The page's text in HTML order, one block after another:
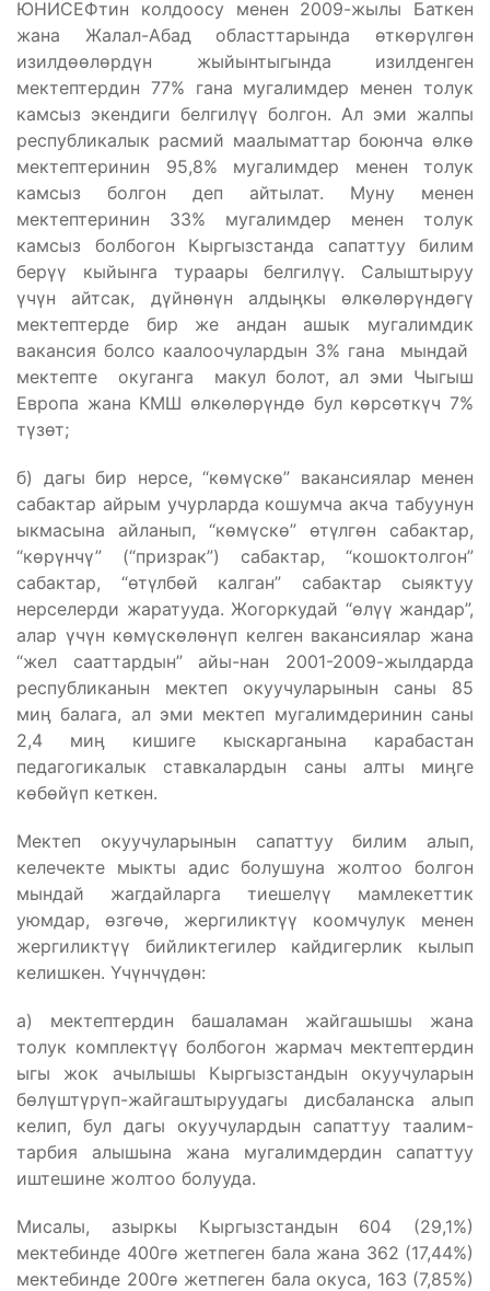
ЮНИСЕФтин колдоосу менен 2009-жылы Баткен
жана Жалал-Абад областтарында өткөрүлгөн
изилдөөлөрдүн жыйынтыгында изилденген
мектептердин 77% гана мугалимдер менен толук
камсыз экендиги белгилүү болгон. Ал эми жалпы
республикалык расмий маалыматтар боюнча өлкө
мектептеринин 95,8% мугалимдер менен толук
камсыз болгон деп айтылат. Муну менен
мектептеринин 33% мугалимдер менен толук
камсыз болбогон Кыргызстанда сапаттуу билим
берүү кыйынга тураары белгилүү. Салыштыруу
үчүн айтсак, дүйнөнүн алдыӊкы өлкөлөрүндөгү
мектептерде бир же андан ашык мугалимдик
вакансия болсо каалоочулардын 3% гана мындай
мектепте окуганга макул болот, ал эми Чыгыш
Европа жана КМШ өлкөлөрүндө бул көрсөткүч 7%
түзөт;
б) дагы бир нерсе, “көмүскө” вакансиялар менен
сабактар айрым учурларда кошумча акча табуунун
ыкмасына айланып, “көмүскө” өтүлгөн сабактар,
“көрүнчү” (“призрак”) сабактар, “кошоктолгон”
сабактар, “өтүлбөй калган” сабактар сыяктуу
нерселерди жаратууда. Жогоркудай “өлүү жандар”,
алар үчүн көмүскөлөнүп келген вакансиялар жана
“жел сааттардын” айы-нан 2001-2009-жылдарда
республиканын мектеп окуучуларынын саны 85
миӊ балага, ал эми мектеп мугалимдеринин саны
2,4 миӊ кишиге кыскарганына карабастан
педагогикалык ставкалардын саны алты миӊге
көбөйүп кеткен.
Мектеп окуучуларынын сапаттуу билим алып,
келечекте мыкты адис болушуна жолтоо болгон
мындай жагдайларга тиешелүү мамлекеттик
уюмдар, өзгөчө, жергиликтүү коомчулук менен
жергиликтүү бийликтегилер кайдигерлик кылып
келишкен. Үчүнчүдөн:
а) мектептердин башаламан жайгашышы жана
толук комплектүү болбогон жармач мектептердин
ыгы жок ачылышы Кыргызстандын окуучуларын
бөлүштүрүп-жайгаштыруудагы дисбаланска алып
келип, бул дагы окуучулардын сапаттуу таалим-
тарбия алышына жана мугалимдердин сапаттуу
иштешине жолтоо болууда.
Мисалы, азыркы Кыргызстандын 604 (29,1%)
мектебинде 400гө жетпеген бала жана 362 (17,44%)
мектебинде 200гө жетпеген бала окуса, 163 (7,85%)